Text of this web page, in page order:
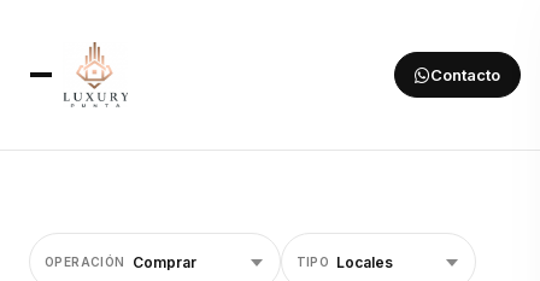
Contacto
OPERACIÓN TIPO